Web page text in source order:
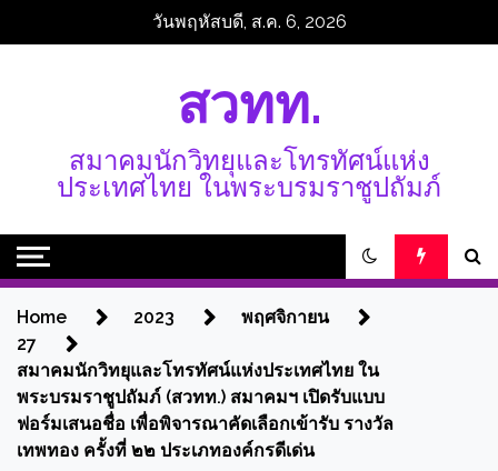
วันพฤหัสบดี, ส.ค. 6, 2026
สวทท.
สมาคมนักวิทยุและโทรทัศน์แห่ง
ประเทศไทย ในพระบรมราชูปถัมภ์
Home 2023
พฤศจิกายน
27
สมาคมนักวิทยุและโทรทัศน์แห่งประเทศไทย ใน
พระบรมราชูปถัมภ์ (สวทท.) สมาคมฯ เปิดรับแบบ
ฟอร์มเสนอชื่อ เพื่อพิจารณาคัดเลือกเข้ารับ รางวัล
เทพทอง ครั้งที่ ๒๒ ประเภทองค์กรดีเด่น